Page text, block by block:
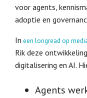
voor agents,
adoptie en
In een longread op
Rik deze
digitalisering en AI.
Agents